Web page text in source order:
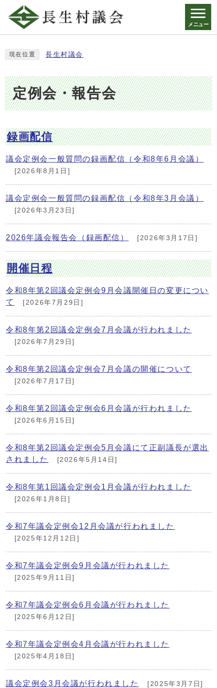
メニュー
現在位置 長生村議会
定例会・報告会
録画配信
議会定例会一般質問の録画配信（令和8年6月会議）
[2026年8月1日]
議会定例会一般質問の録画配信（令和8年3月会議）
[2026年3月23日]
2026年議会報告会（録画配信） [2026年3月17日]
開催日程
令和8年第2回議会定例会9月会議開催日の変更につい
て
[2026年7月29日]
令和8年第2回議会定例会7月会議が行われました
[2026年7月29日]
令和8年第2回議会定例会7月会議の開催について
[2026年7月17日]
令和8年第2回議会定例会6月会議が行われました
[2026年6月15日]
令和8年第2回議会定例会5月会議にて正副議長が選出
されました
[2026年5月14日]
令和8年第1回議会定例会1月会議が行われました
[2026年1月8日]
令和7年議会定例会12月会議が行われました
[2025年12月12日]
令和7年議会定例会9月会議が行われました
[2025年9月11日]
令和7年議会定例会6月会議が行われました
[2025年6月12日]
令和7年議会定例会4月会議が行われました
[2025年4月18日]
議会定例会3月会議が行われました [2025年3月7日]